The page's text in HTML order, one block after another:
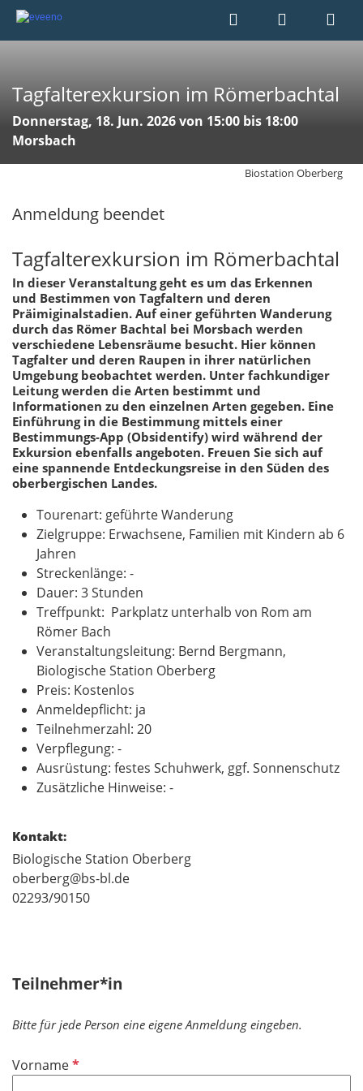
Tagfalterexkursion im Römerbachtal
Donnerstag, 18. Jun. 2026 von 15:00 bis 18:00
Morsbach
Biostation Oberberg
Anmeldung beendet
Tagfalterexkursion im Römerbachtal
In dieser Veranstaltung geht es um das Erkennen
und Bestimmen von Tagfaltern und deren
Präimiginalstadien. Auf einer geführten Wanderung
durch das Römer Bachtal bei Morsbach werden
verschiedene Lebensräume besucht. Hier können
Tagfalter und deren Raupen in ihrer natürlichen
Umgebung beobachtet werden. Unter fachkundiger
Leitung werden die Arten bestimmt und
Informationen zu den einzelnen Arten gegeben. Eine
Einführung in die Bestimmung mittels einer
Bestimmungs-App (Obsidentify) wird während der
Exkursion ebenfalls angeboten. Freuen Sie sich auf
eine spannende Entdeckungsreise in den Süden des
oberbergischen Landes.
Tourenart: geführte Wanderung
Zielgruppe: Erwachsene, Familien mit Kindern ab 6
Jahren
Streckenlänge: -
Dauer: 3 Stunden
Treffpunkt: Parkplatz unterhalb von Rom am
Römer Bach
Veranstaltungsleitung: Bernd Bergmann,
Biologische Station Oberberg
Preis: Kostenlos
Anmeldepflicht: ja
Teilnehmerzahl: 20
Verpflegung: -
Ausrüstung: festes Schuhwerk, ggf. Sonnenschutz
Zusätzliche Hinweise: -
Kontakt:
Biologische Station Oberberg
oberberg@bs-bl.de
02293/90150
Teilnehmer*in
Bitte für jede Person eine eigene Anmeldung eingeben.
VornameP